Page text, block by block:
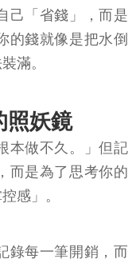
己「省錢」，而是
的錢就像是把水倒
滿。
照妖鏡
本做不久。」但記
而是為了思考你的
感」。
錄每一筆開銷，而